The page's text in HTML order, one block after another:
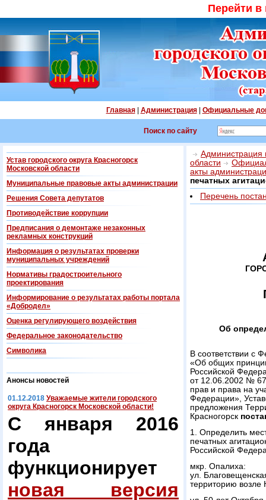
Перейти
Главная| Администрация| Официальные
Поиск по сайту
Устав городского округа Красногорск
Московской области
Муниципальные правовые акты администрации
Решения Совета депутатов
Противодействие коррупции
Предписания о демонтаже незаконных
рекламных конструкций
Информация о результатах проверки
муниципальных учреждений
Нормативы градостроительного
проектирования
Информирование о результатах работы портала
«Добродел»
Оценка регулирующего воздействия
Федеральнoe законодательство
Символика
Анонсы новостей
01.12.2018 Уважаемые жители городского
округа Красногорск Московской области!
С января 2016
года
функционирует
новая версия
Администрация
области
акты
печатных
Перечень
Об
В соответствии с
«Об общих
Российской
от 12.06.2002 №
прав и права на
Федерации»,
предложения
Красногорск
1. Определить
печатных
Российской
мкр. Опалиха:
ул.
территорию возле